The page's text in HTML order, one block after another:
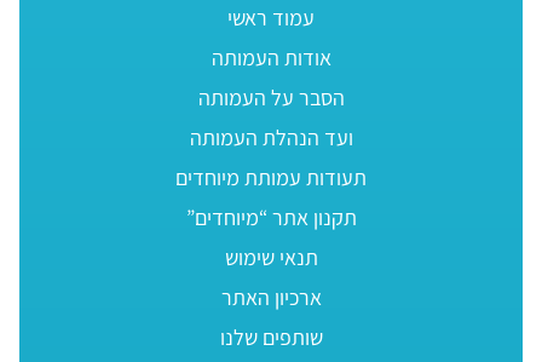
עמוד ראשי
אודות העמותה
הסבר על העמותה
ועד הנהלת העמותה
תעודות עמותת מיוחדים
תקנון אתר “מיוחדים”
תנאי שימוש
ארכיון האתר
שותפים שלנו